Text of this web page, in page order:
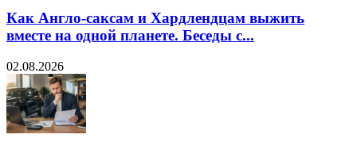
Как Англо-саксам и Хардлендцам выжить
вместе на одной планете. Беседы с...
02.08.2026